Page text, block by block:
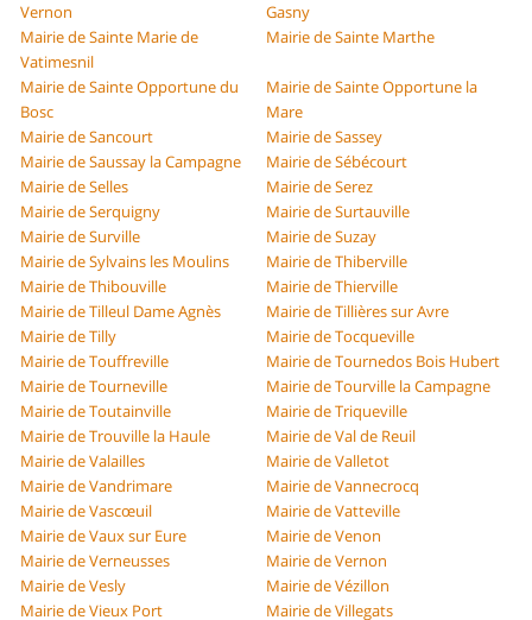
Vernon
Gasny
Mairie de Sainte Marie de
Vatimesnil
Mairie de Sainte Marthe
Mairie de Sainte Opportune du
Bosc
Mairie de Sainte Opportune la
Mare
Mairie de Sancourt
Mairie de Sassey
Mairie de Saussay la Campagne
Mairie de Sébécourt
Mairie de Selles
Mairie de Serez
Mairie de Serquigny
Mairie de Surtauville
Mairie de Surville
Mairie de Suzay
Mairie de Sylvains les Moulins
Mairie de Thiberville
Mairie de Thibouville
Mairie de Thierville
Mairie de Tilleul Dame Agnès
Mairie de Tillières sur Avre
Mairie de Tilly
Mairie de Tocqueville
Mairie de Touffreville
Mairie de Tournedos Bois Hubert
Mairie de Tourneville
Mairie de Tourville la Campagne
Mairie de Toutainville
Mairie de Triqueville
Mairie de Trouville la Haule
Mairie de Val de Reuil
Mairie de Valailles
Mairie de Valletot
Mairie de Vandrimare
Mairie de Vannecrocq
Mairie de Vascœuil
Mairie de Vatteville
Mairie de Vaux sur Eure
Mairie de Venon
Mairie de Verneusses
Mairie de Vernon
Mairie de Vesly
Mairie de Vézillon
Mairie de Vieux Port
Mairie de Villegats